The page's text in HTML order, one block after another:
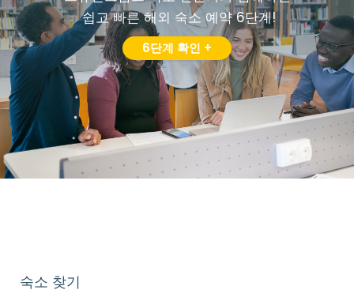
쉽고 빠른 해외 숙소 예약 6단계!
6단계 확인 +
숙소 찾기